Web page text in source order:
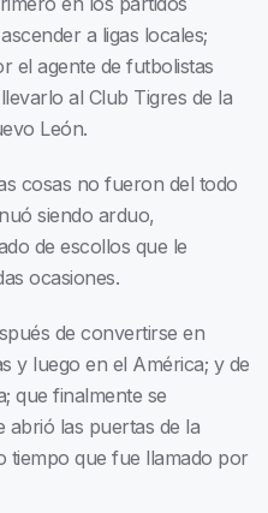
a ligas locales;
el agente de futbolistas
al Club Tigres de la
León.
cosas no fueron del todo
siendo arduo,
de escollos que le
ocasiones.
de convertirse en
y luego en el América; y de
que finalmente se
abrió las puertas de la
tiempo que fue llamado por